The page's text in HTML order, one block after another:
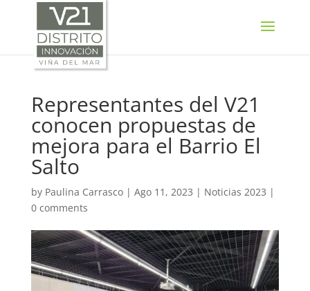
Representantes del V21
conocen propuestas de
mejora para el Barrio El
Salto
by Paulina Carrasco| Ago 11, 2023 | Noticias 2023 |
0 comments
SELECT LANGUAGE ▼